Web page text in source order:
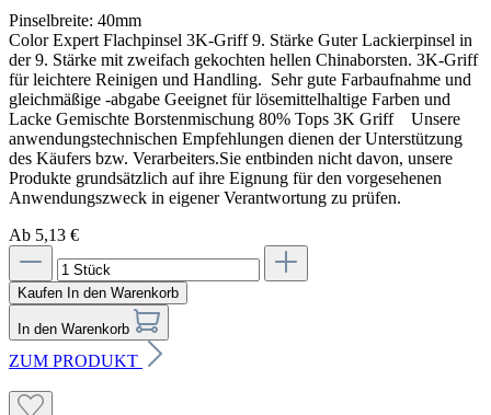
Pinselbreite: 40mm
Color Expert Flachpinsel 3K-Griff 9. Stärke Guter Lackierpinsel in
der 9. Stärke mit zweifach gekochten hellen Chinaborsten. 3K-Griff
für leichtere Reinigen und Handling. Sehr gute Farbaufnahme und
gleichmäßige -abgabe Geeignet für lösemittelhaltige Farben und
Lacke Gemischte Borstenmischung 80% Tops 3K Griff Unsere
anwendungstechnischen Empfehlungen dienen der Unterstützung
des Käufers bzw. Verarbeiters.Sie entbinden nicht davon, unsere
Produkte grundsätzlich auf ihre Eignung für den vorgesehenen
Anwendungszweck in eigener Verantwortung zu prüfen.
Ab 5,13 €
Kaufen In den Warenkorb
In den Warenkorb
ZUM PRODUKT